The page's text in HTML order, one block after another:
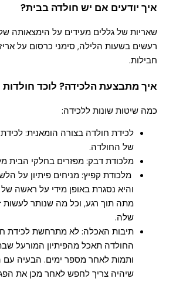
איך יודעים אם יש חולדה בבית?
שאריות של גללים מעידים על הימצאותה
רעשים בשעות הלילה, סימני כרסום על
חבילות.
איך מתבצעת הלכידה? לוכד
כמה שיטות שונות ללכידה:
לכידת חולדה בצורה הומאנית:
של החולדה.
מלכודת דבק: מפזרים בחלקי הבית
מלכודת קפיץ: מניחים פיתיון על
והיא נסגרת באופן מידי על ראשה
מתה תוך רגע, וכל מה שנותר לעשות
שלה.
תיבות האכלה: לא מתרחשת לכידת
החולדה תאכל מהפיתיון המורעל
ותמות לאחר מספר ימים. הבעיה עם
שיהיה צריך לחפש לאחר מכן את